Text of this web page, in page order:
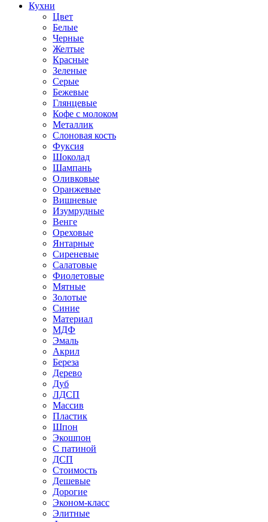
Кухни
Цвет
Белые
Черные
Желтые
Красные
Зеленые
Серые
Бежевые
Глянцевые
Кофе с молоком
Металлик
Слоновая кость
Фуксия
Шоколад
Шампань
Оливковые
Оранжевые
Вишневые
Изумрудные
Венге
Ореховые
Янтарные
Сиреневые
Салатовые
Фиолетовые
Мятные
Золотые
Синие
Материал
МДФ
Эмаль
Акрил
Береза
Дерево
Дуб
ЛДСП
Массив
Пластик
Шпон
Экошпон
С патиной
ДСП
Стоимость
Дешевые
Дорогие
Эконом-класс
Элитные